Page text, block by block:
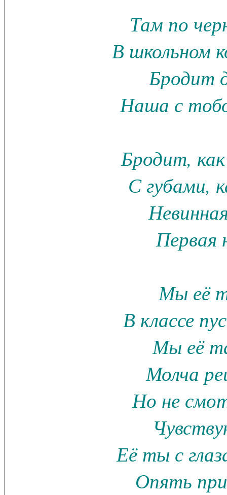
Там по
В школьном
Бродит
Наша с
Бродит,
С губами,
Первая
Мы её
В классе
Мы её
Молча
Но не
Её ты с
Опять